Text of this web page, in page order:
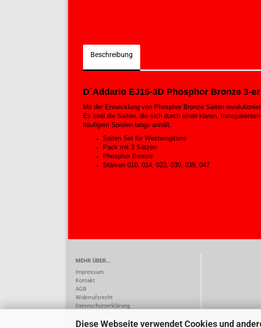
Diese Webseite verwendet Cookies und
Beschreibung
D´Addario EJ15-3D Phosphor Bronze 3-
Mit der Entwicklung von Phosphor Bronze Saiten
Es sind die Saiten, die sich durch einen klaren,
häufigem Spielen lange anhält.
Saiten Set für Westerngitarre
Pack mit 3 Sätzen
Phosphor Bronze
Stärken 010, 014, 023, 030, 039, 047
MEHR ÜBER...
Impressum
Kontakt
AGB
Widerrufsrecht
Datenschutzerklärung